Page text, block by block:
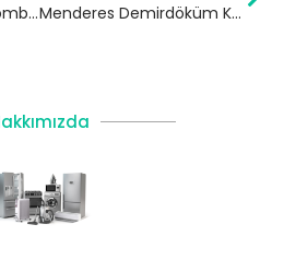
Beyoğlu Viessmann Kombi Servisi Menderes Demirdöküm Kombi Servisi – Esenler Yetkili Servis